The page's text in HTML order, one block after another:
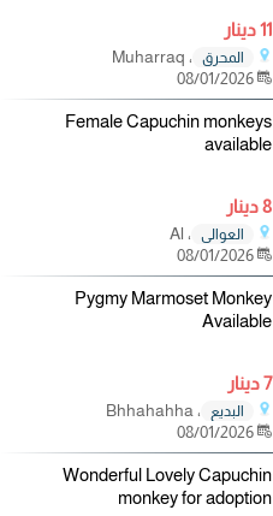
11 دينار
المحرق
، Muharraq
08/01/2026
Female Capuchin monkeys
available
8 دينار
العوالي
، Al
08/01/2026
Pygmy Marmoset Monkey
Available
7 دينار
البديع
، Bhhahahha
08/01/2026
Wonderful Lovely Capuchin
monkey for adoption